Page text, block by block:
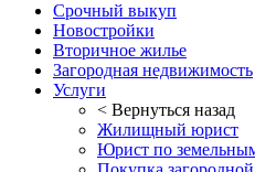
Срочный выкуп
Новостройки
Вторичное жилье
Загородная недвижимость
Услуги
< Вернуться назад
Жилищный юрист
Юрист по